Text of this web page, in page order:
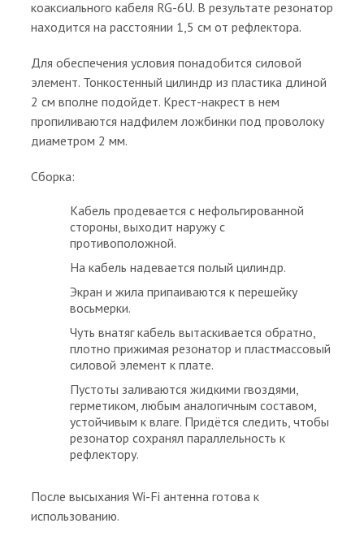
коаксиального кабеля RG-6U. В результате резонатор
находится на расстоянии 1,5 см от рефлектора.
Для обеспечения условия понадобится силовой
элемент. Тонкостенный цилиндр из пластика длиной
2 см вполне подойдет. Крест-накрест в нем
пропиливаются надфилем ложбинки под проволоку
диаметром 2 мм.
Сборка:
Кабель продевается с нефольгированной
стороны, выходит наружу с
противоположной.
На кабель надевается полый цилиндр.
Экран и жила припаиваются к перешейку
восьмерки.
Чуть внатяг кабель вытаскивается обратно,
плотно прижимая резонатор и пластмассовый
силовой элемент к плате.
Пустоты заливаются жидкими гвоздями,
герметиком, любым аналогичным составом,
устойчивым к влаге. Придётся следить, чтобы
резонатор сохранял параллельность к
рефлектору.
После высыхания Wi-Fi антенна готова к
использованию.